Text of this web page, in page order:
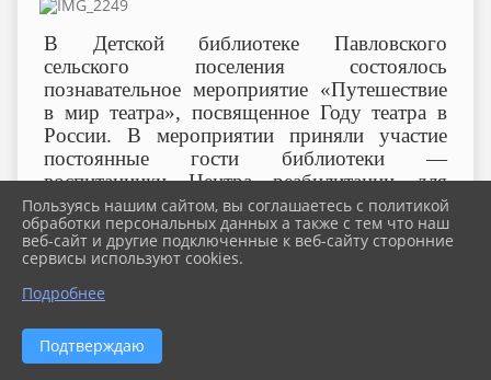
В Детской библиотеке Павловского
сельского поселения состоялось
познавательное мероприятие «Путешествие
в мир театра», посвященное Году театра в
России. В мероприятии приняли участие
постоянные гости библиотеки —
воспитанники Центра реабилитации для
несовершеннолетних станицы Павловской.
Библиотекарь Ирина Зозуля рассказала
ребятам об истории античного театра,
значимости театрального искусства для
известных театральных деятелях и провела
игру-инсценировку по сказке «Курочка
Пользуясь нашим сайтом, вы соглашаетесь с политикой
обработки персональных данных а также с тем что наш
веб-сайт и другие подключенные к веб-сайту сторонние
сервисы используют cookies.
Подробнее
Подтверждаю